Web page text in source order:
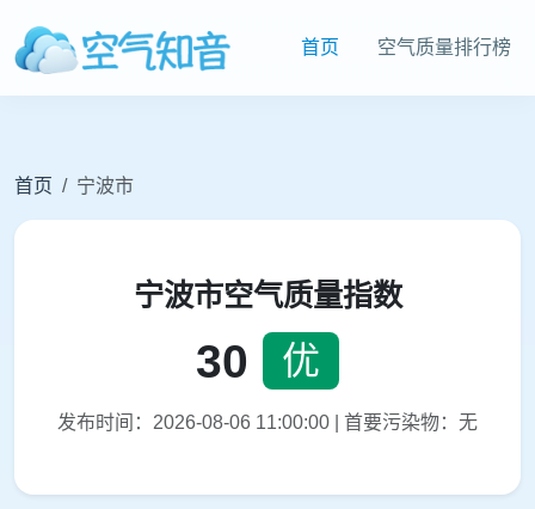
首页 空气质量排行榜
首页 宁波市
宁波市空气质量指数
30 优
发布时间：2026-08-06 11:00:00 | 首要污染物：无